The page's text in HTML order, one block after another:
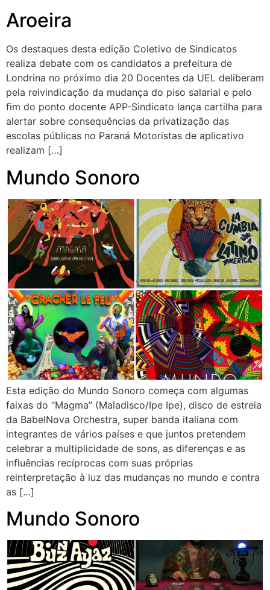
Aroeira
Os destaques desta edição Coletivo de Sindicatos
realiza debate com os candidatos a prefeitura de
Londrina no próximo dia 20 Docentes da UEL deliberam
pela reivindicação da mudança do piso salarial e pelo
fim do ponto docente APP-Sindicato lança cartilha para
alertar sobre consequências da privatização das
escolas públicas no Paraná Motoristas de aplicativo
realizam […]
Mundo Sonoro
Esta edição do Mundo Sonoro começa com algumas
faixas do “Magma” (Maladisco/Ipe Ipe), disco de estreia
da BabelNova Orchestra, super banda italiana com
integrantes de vários países e que juntos pretendem
celebrar a multiplicidade de sons, as diferenças e as
influências recíprocas com suas próprias
reinterpretação à luz das mudanças no mundo e contra
as […]
Mundo Sonoro